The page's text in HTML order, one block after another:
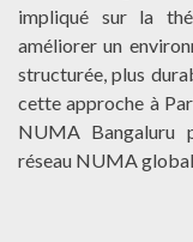
impliqué sur la
améliorer un
structurée, plus
cette approche à
NUMA Bangaluru
réseau NUMA global.